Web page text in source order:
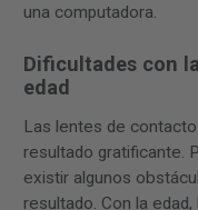
una computadora.
Dificultades con
edad
Las lentes de
resultado gratificante.
existir algunos
resultado. Con la